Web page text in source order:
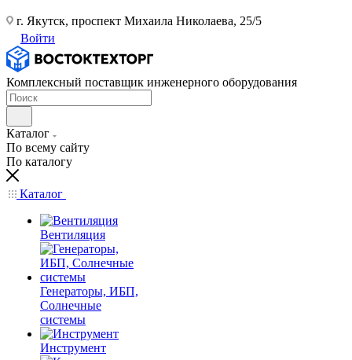
г. Якутск, проспект Михаила Николаева, 25/5
Войти
Комплексный поставщик инженерного оборудования
Каталог
По всему сайту
По каталогу
Каталог
Вентиляция
Генераторы, ИБП,
Солнечные
системы
Инструмент